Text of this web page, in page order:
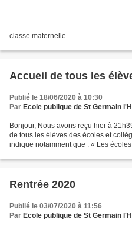
classe maternelle
Accueil de tous les
Publié le 18/06/2020 à 10:30
Par Ecole publique de St Germain
Bonjour, Nous avons reçu hier à
de tous les élèves des écoles et
indique notamment que : « Les
Rentrée 2020
Publié le 03/07/2020 à 11:56
Par Ecole publique de St Germain